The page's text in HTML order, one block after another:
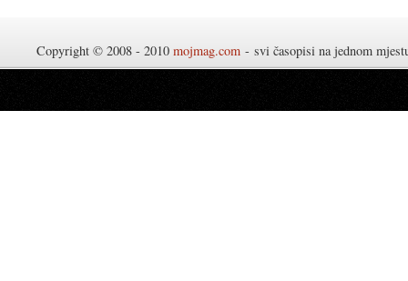
Copyright © 2008 - 2010 mojmag.com - svi časopisi na jednom